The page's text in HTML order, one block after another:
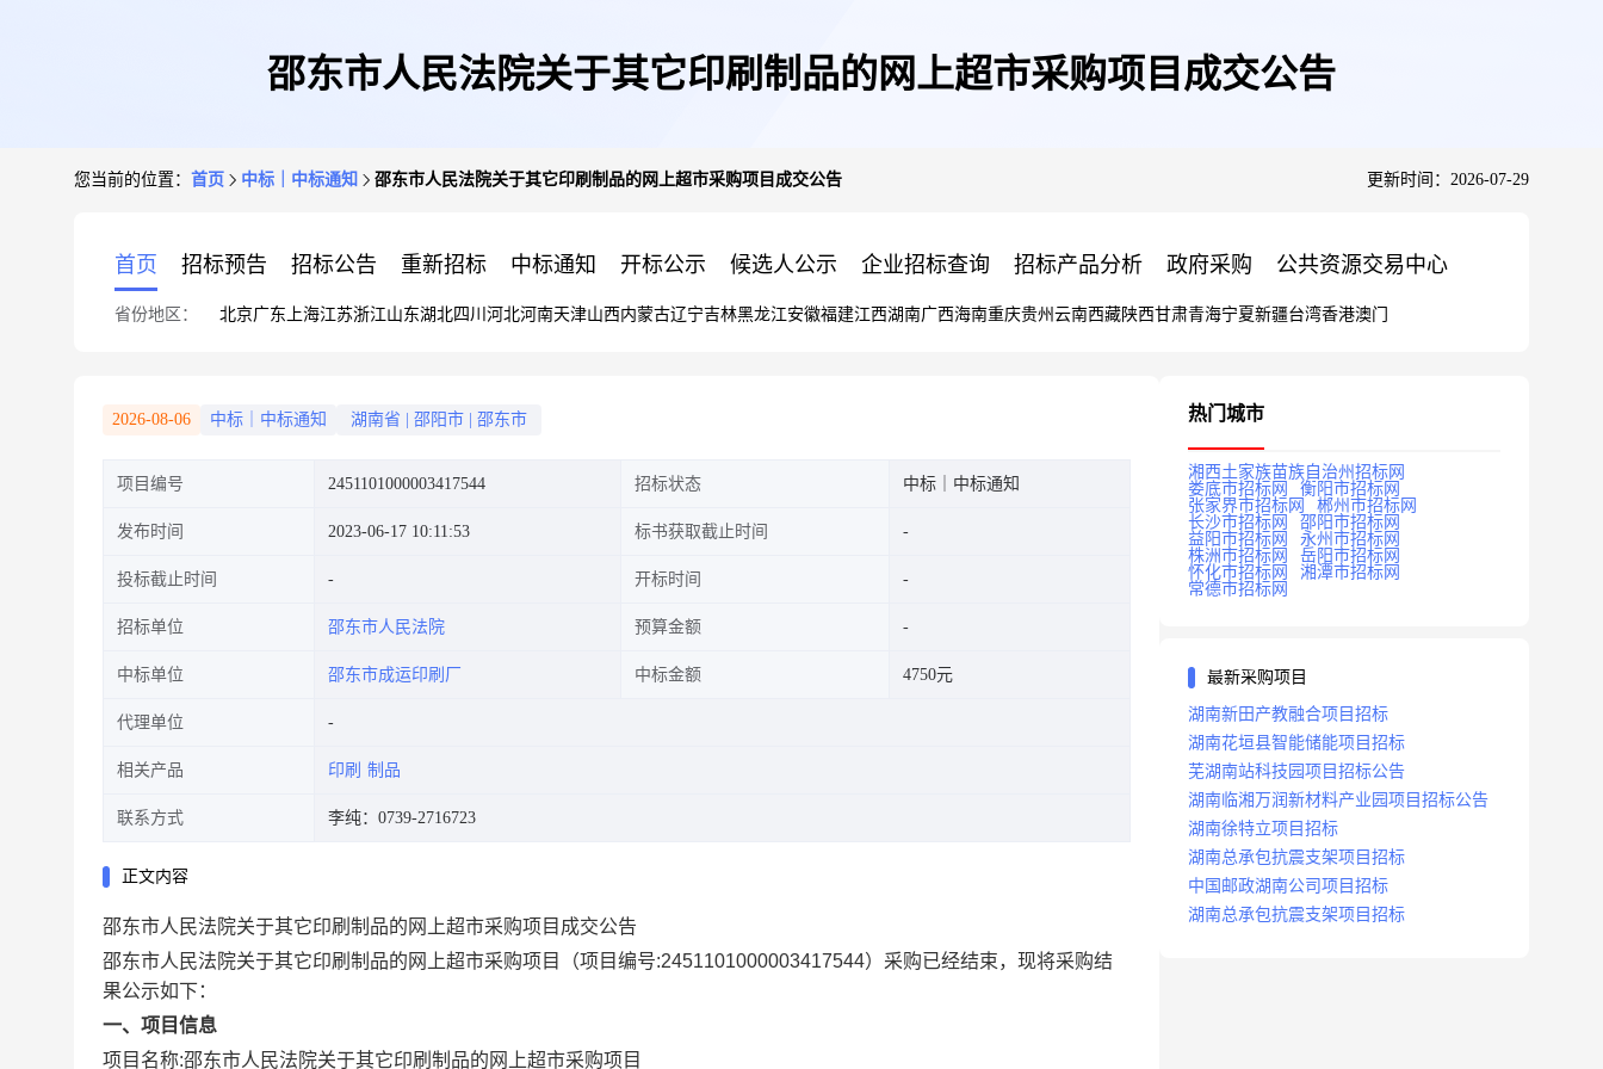
邵东市人民法院关于其它印刷制品的网上超市采购项目成交公告
您当前的位置： 首页 中标｜中标通知 邵东市人民法院关于其它印刷制品的网上超市采购项目成交公告 更新时间：2026-07-29
首页 招标预告 招标公告 重新招标 中标通知 开标公示 候选人公示 企业招标查询 招标产品分析 政府采购 公共资源交易中心
省份地区： 北京广东 上海江苏浙江山东湖北四川 河北河南天津山西内蒙古辽宁吉林黑龙江安徽福建江西湖南广西海南重庆贵州 云南西藏陕西甘肃青海宁夏新疆台湾香港澳门
2026-08-06 中标｜中标通知 湖南省 邵阳市 邵东市
项目编号 2451101000003417544 招标状态 中标｜中标通知
发布时间 2023-06-17 10:11:53 标书获取截止时间
投标截止时间 开标时间
招标单位 邵东市人民法院 预算金额
中标单位 邵东市成运印刷厂 中标金额 4750元
代理单位
相关产品 印刷 制品
联系方式 李纯：0739-2716723
正文内容
邵东市人民法院关于其它印刷制品的网上超市采购项目成交公告
邵东市人民法院关于其它印刷制品的网上超市采购项目
（项目编号:2451101000003417544）采购已经结束，现将采购结
果公示如下：
一、项目信息
项目名称:邵东市人民法院关于其它印刷制品的网上超市采购项目
热门城市
湘西土家族苗族自治州招标网
娄底市招标网
衡阳市招标网
张家界市招标网
郴州市招标网
长沙市招标网
邵阳市招标网
益阳市招标网
永州市招标网
株洲市招标网
岳阳市招标网
怀化市招标网
湘潭市招标网
常德市招标网
最新采购项目
湖南新田产教融合项目招标
湖南花垣县智能储能项目招标
芜湖南站科技园项目招标公告
湖南临湘万润新材料产业园项目招标公告
湖南徐特立项目招标
湖南总承包抗震支架项目招标
中国邮政湖南公司项目招标
湖南总承包抗震支架项目招标